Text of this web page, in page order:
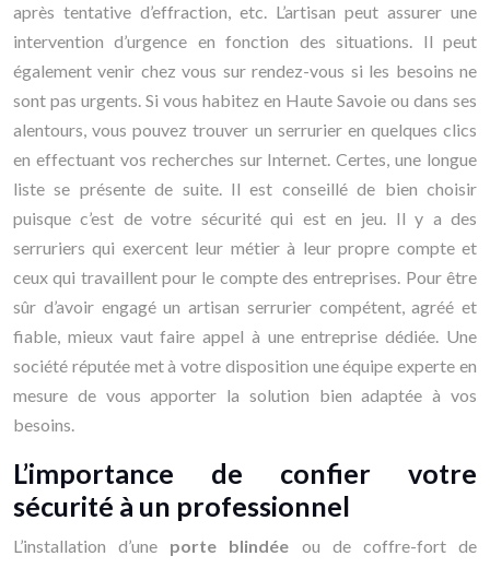
après tentative d’effraction, etc. L’artisan peut assurer une
intervention d’urgence en fonction des situations. Il peut
également venir chez vous sur rendez-vous si les besoins ne
sont pas urgents. Si vous habitez en Haute Savoie ou dans ses
alentours, vous pouvez trouver un serrurier en quelques clics
en effectuant vos recherches sur Internet. Certes, une longue
liste se présente de suite. Il est conseillé de bien choisir
puisque c’est de votre sécurité qui est en jeu. Il y a des
serruriers qui exercent leur métier à leur propre compte et
ceux qui travaillent pour le compte des entreprises. Pour être
sûr d’avoir engagé un artisan serrurier compétent, agréé et
fiable, mieux vaut faire appel à une entreprise dédiée. Une
société réputée met à votre disposition une équipe experte en
mesure de vous apporter la solution bien adaptée à vos
besoins.
L’importance de confier votre
sécurité à un professionnel
L’installation d’une porte blindée ou de coffre-fort de